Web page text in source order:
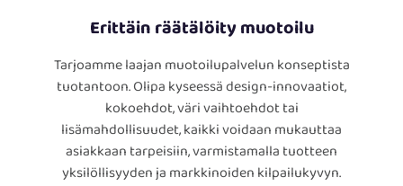
maailmanlaajuisia
vaatimuksia
Erittäin räätälöity muotoilu
Tarjoamme laajan muotoilupalvelun konseptista
tuotantoon. Olipa kyseessä design-innovaatiot,
kokoehdot, väri vaihtoehdot tai
lisämahdollisuudet, kaikki voidaan mukauttaa
asiakkaan tarpeisiin, varmistamalla tuotteen
yksilöllisyyden ja markkinoiden kilpailukyvyn.